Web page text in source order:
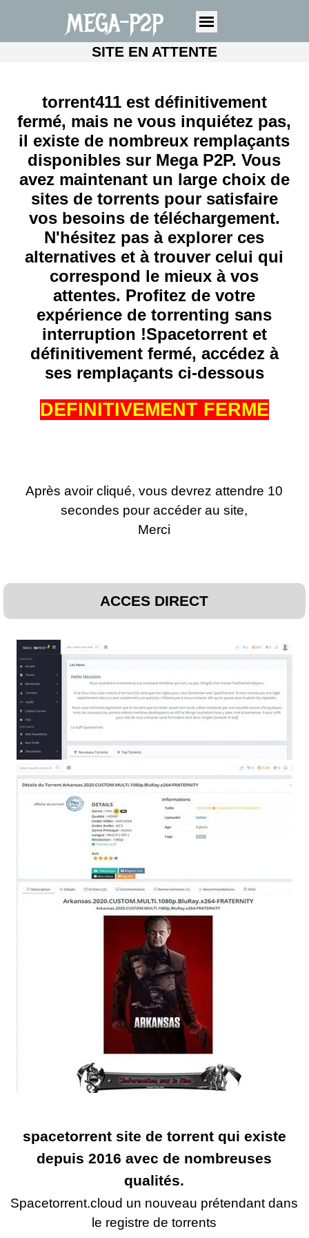
MEGA-P2P
SITE EN ATTENTE
torrent411 est définitivement
fermé, mais ne vous inquiétez pas,
il existe de nombreux remplaçants
disponibles sur Mega P2P. Vous
avez maintenant un large choix de
sites de torrents pour satisfaire
vos besoins de téléchargement.
N'hésitez pas à explorer ces
alternatives et à trouver celui qui
correspond le mieux à vos
attentes. Profitez de votre
expérience de torrenting sans
interruption !Spacetorrent et
définitivement fermé, accédez à
ses remplaçants ci-dessous
DEFINITIVEMENT FERME
Après avoir cliqué, vous devrez attendre 10
secondes pour accéder au site,
Merci
ACCES DIRECT
spacetorrent site de torrent qui existe
depuis 2016 avec de nombreuses
qualités.
Spacetorrent.cloud un nouveau prétendant dans
le registre de torrents